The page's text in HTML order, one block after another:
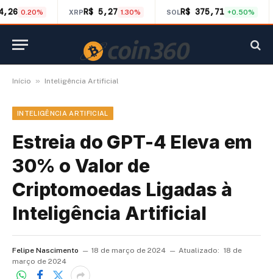
0.20% XRPR$ 5,27 1.30% SOLR$ 375,71 +0.50%
Início » Inteligência Artificial
INTELIGÊNCIA ARTIFICIAL
Estreia do GPT-4 Eleva em
30% o Valor de
Criptomoedas Ligadas à
Inteligência Artificial
Felipe Nascimento 18 de março de 2024 Atualizado: 18 de
março de 2024